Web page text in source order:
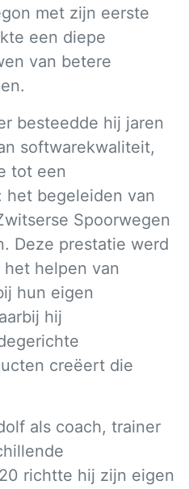
met zijn eerste
een diepe
van betere
besteedde hij jaren
softwarekwaliteit,
tot een
het begeleiden van
Spoorwegen
Deze prestatie werd
helpen van
hun eigen
hij
creëert die
als coach, trainer
richtte hij zijn eigen